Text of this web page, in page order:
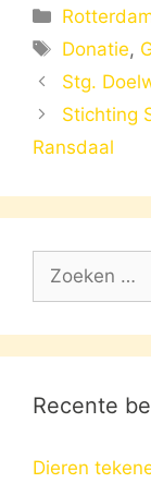
Tags
Donatie,
Stg.
Stichting
Ransdaal
Zoek
Recente
Dieren